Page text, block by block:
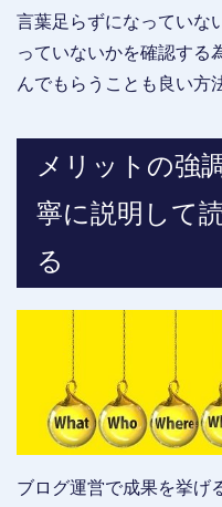
言葉足らずになっていな
っていないかを確認する
んでもらうことも良い方
メリットの強
寧に説明して
る
ブログ運営で成果を挙げ